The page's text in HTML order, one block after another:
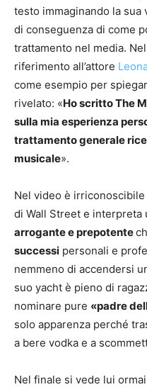
testo immaginando la sua
di conseguenza di come
trattamento nel media.
riferimento all’attore
come esempio per
rivelato: «Ho scritto The
sulla mia esperienza
trattamento generale
musicale».
Nel video è
di Wall Street e interpreta
arrogante e prepotente
successi personali e
nemmeno di accendersi
suo yacht è pieno di
nominare pure «padre
solo apparenza perché
a bere vodka e a
Nel finale si vede lui